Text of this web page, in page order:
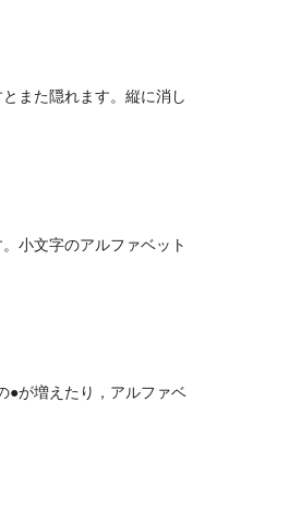
また隠れます。縦に消し
小文字のアルファベット
●が増えたり，アルファベ